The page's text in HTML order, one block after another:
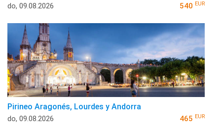
do, 09.08.2026 540 EUR
Pirineo Aragonés, Lourdes y Andorra
do, 09.08.2026 465 EUR